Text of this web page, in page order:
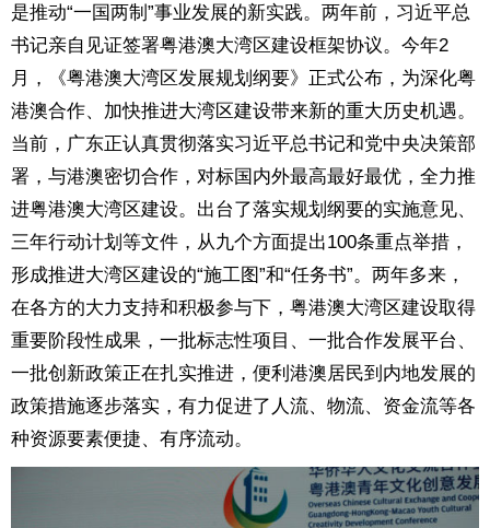
是推动“一国两制”事业发展的新实践。两年前，习近平总
书记亲自见证签署粤港澳大湾区建设框架协议。今年2
月，《粤港澳大湾区发展规划纲要》正式公布，为深化粤
港澳合作、加快推进大湾区建设带来新的重大历史机遇。
当前，广东正认真贯彻落实习近平总书记和党中央决策部
署，与港澳密切合作，对标国内外最高最好最优，全力推
进粤港澳大湾区建设。出台了落实规划纲要的实施意见、
三年行动计划等文件，从九个方面提出100条重点举措，
形成推进大湾区建设的“施工图”和“任务书”。两年多来，
在各方的大力支持和积极参与下，粤港澳大湾区建设取得
重要阶段性成果，一批标志性项目、一批合作发展平台、
一批创新政策正在扎实推进，便利港澳居民到内地发展的
政策措施逐步落实，有力促进了人流、物流、资金流等各
种资源要素便捷、有序流动。